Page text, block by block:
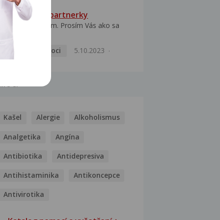
HPV typ 52 u partnerky
Dobrý deň prajem. Prosím Vás ako sa
Pohlavní nemoci
5.10.2023
Kašel Alergie Alkoholismus
Analgetika Angína
Antibiotika Antidepresiva
Antihistaminika Antikoncepce
Antivirotika